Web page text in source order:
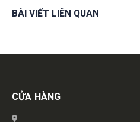
BÀI VIẾT LIÊN QUAN
Get in touch
CỬA HÀNG